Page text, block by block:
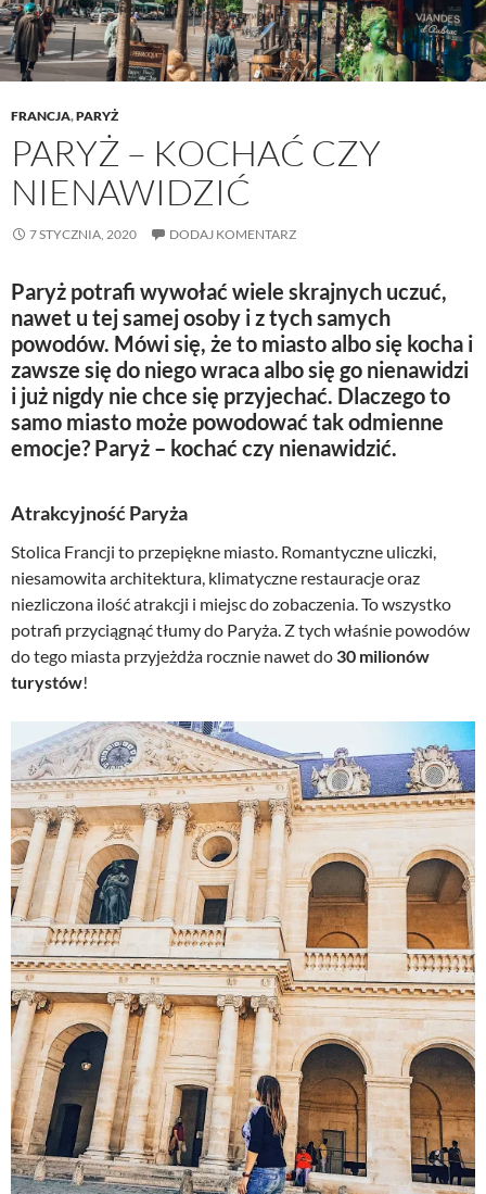
FRANCJA,PARYŻ
PARYŻ – KOCHAĆ CZY
NIENAWIDZIĆ
7 STYCZNIA, 2020 DODAJ KOMENTARZ
Paryż potrafi wywołać wiele skrajnych uczuć,
nawet u tej samej osoby i z tych samych
powodów. Mówi się, że to miasto albo się kocha i
zawsze się do niego wraca albo się go nienawidzi
i już nigdy nie chce się przyjechać. Dlaczego to
samo miasto może powodować tak odmienne
emocje? Paryż – kochać czy nienawidzić.
Atrakcyjność Paryża
Stolica Francji to przepiękne miasto. Romantyczne uliczki,
niesamowita architektura, klimatyczne restauracje oraz
niezliczona ilość atrakcji i miejsc do zobaczenia. To wszystko
potrafi przyciągnąć tłumy do Paryża. Z tych właśnie powodów
do tego miasta przyjeżdża rocznie nawet do 30 milionów
turystów!